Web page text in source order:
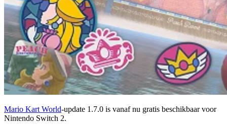
Mario Kart World-update 1.7.0 is vanaf nu gratis beschikbaar voor
Nintendo Switch 2.